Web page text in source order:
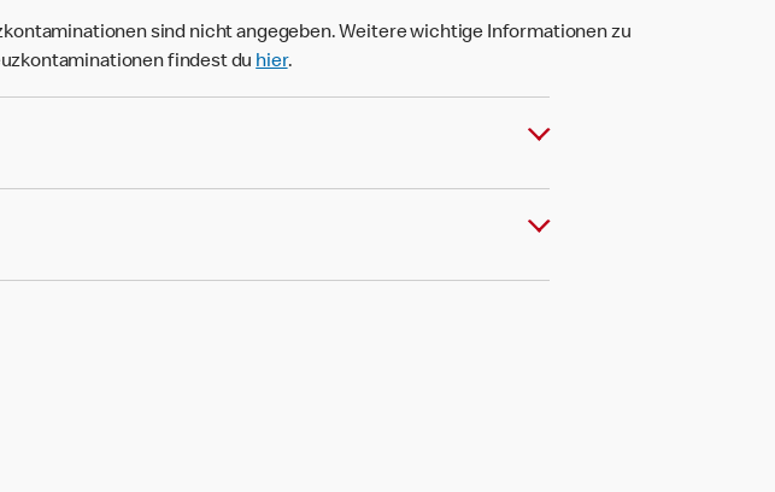
sind nicht angegeben. Weitere wichtige Informationen zu
findest du hier.